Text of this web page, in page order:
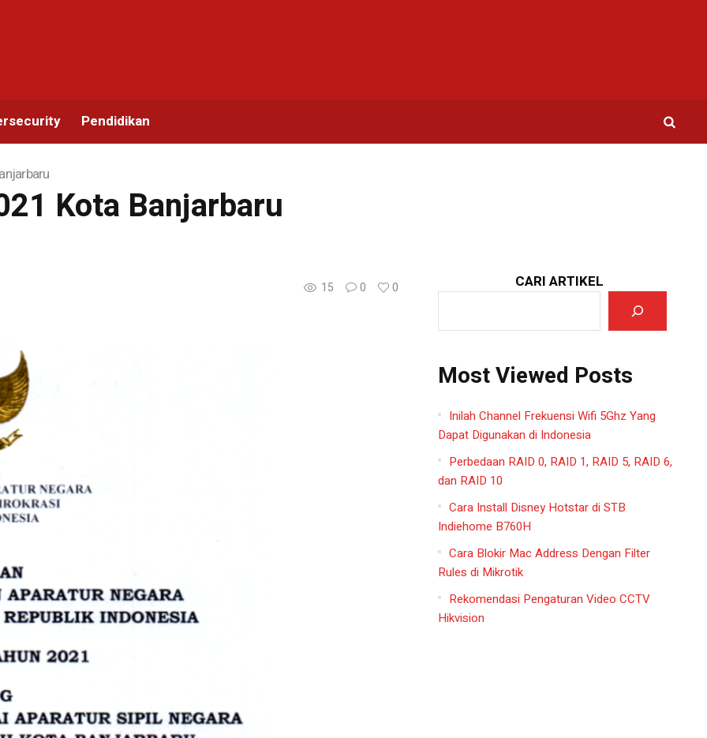
Pendidikan
Kota Banjarbaru
15 0 0 CARI ARTIKEL
Most Viewed Posts
Inilah Channel Frekuensi Wifi 5Ghz Yang
Dapat Digunakan di Indonesia
Perbedaan RAID 0, RAID 1, RAID 5, RAID 6,
dan RAID 10
Cara Install Disney Hotstar di STB
Indiehome B760H
Cara Blokir Mac Address Dengan Filter
Rules di Mikrotik
Rekomendasi Pengaturan Video CCTV
Hikvision